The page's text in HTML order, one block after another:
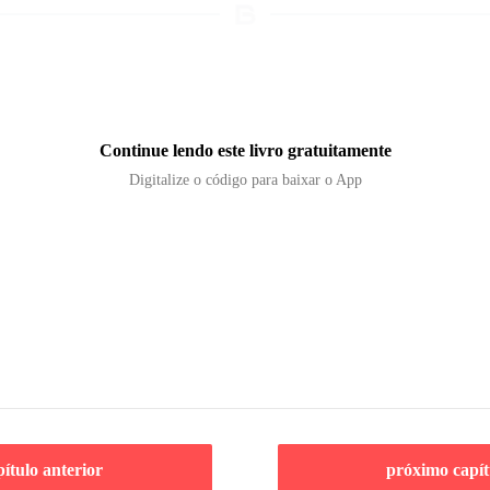
Continue lendo este livro gratuitamente
Digitalize o código para baixar o App
anterior próximo